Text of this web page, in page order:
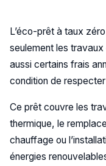
L’éco-prêt à taux
seulement les
aussi certains frais
condition de
Ce prêt couvre les
thermique, le
chauffage ou
énergies